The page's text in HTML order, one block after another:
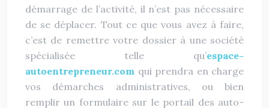
démarrage de l’activité, il n’est pas nécessaire
de se déplacer. Tout ce que vous avez à faire,
c’est de remettre votre dossier à une société
spécialisée telle qu’espace-
autoentrepreneur.com qui prendra en charge
vos démarches administratives, ou bien
remplir un formulaire sur le portail des auto-